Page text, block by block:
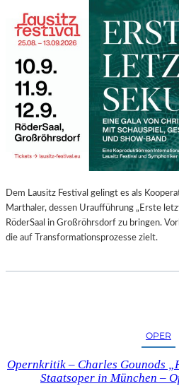
Dem Lausitz Festival gelingt es als
Marthaler, dessen Uraufführung „Erste
RöderSaal in Großröhrsdorf zu bringen.
die auf Transformationsprozesse zielt.
OPER
Opernkritik – Charles Gounods
Staatsoper in München –